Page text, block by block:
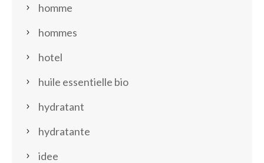
homme
hommes
hotel
huile essentielle bio
hydratant
hydratante
idee